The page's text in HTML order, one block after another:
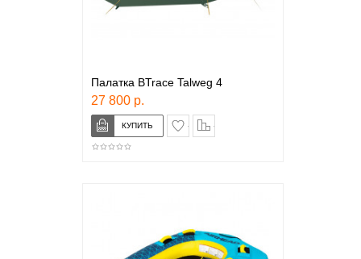
Палатка BTrace Talweg 4
27 800 р.
в закладки